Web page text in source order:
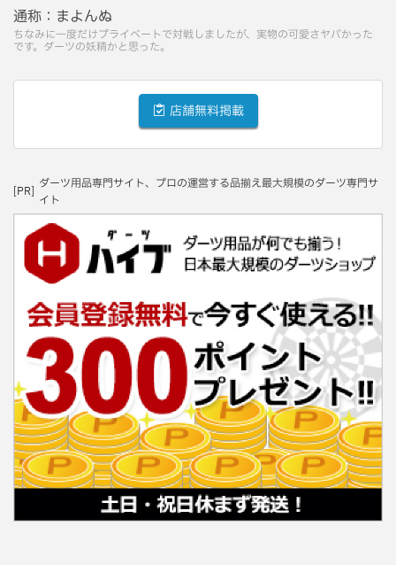
通称： まよんぬ
ちなみに一度だけプライベートで対戦しましたが、実物の可愛さヤバかった
です。ダーツの妖精かと思った。
店舗無料掲載
[PR]
ダーツ用品専門サイト、プロの運営する品揃え最大規模のダーツ専門サ
イト